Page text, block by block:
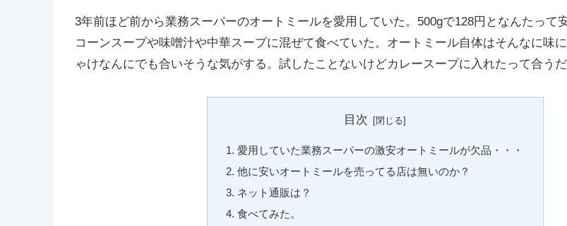
3年前ほど前から業務スーパーのオートミールを愛用していた。500gで128円となんたって
コーンスープや味噌汁や中華スープに混ぜて食べていた。オートミール自体はそんなに味
ゃけなんにでも合いそうな気がする。試したことないけどカレースープに入れたって合うだ
目次
愛用していた業務スーパーの激安オートミールが欠品・・・
他に安いオートミールを売ってる店は無いのか？
ネット通販は？
食べてみた。